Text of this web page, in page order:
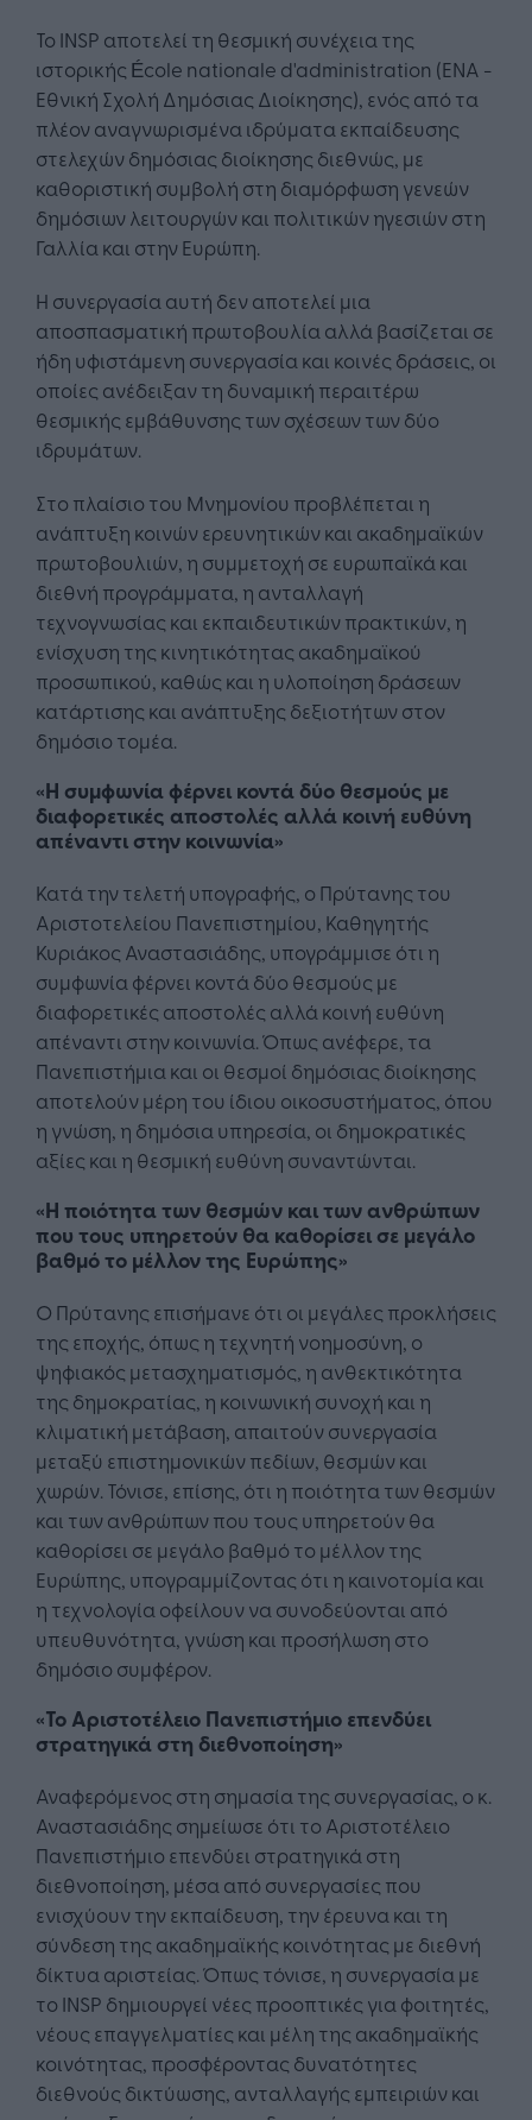
Το INSP αποτελεί τη θεσμική συνέχεια της
ιστορικής École nationale d'administration (ENA -
Εθνική Σχολή Δημόσιας Διοίκησης), ενός από τα
πλέον αναγνωρισμένα ιδρύματα εκπαίδευσης
στελεχών δημόσιας διοίκησης διεθνώς, με
καθοριστική συμβολή στη διαμόρφωση γενεών
δημόσιων λειτουργών και πολιτικών ηγεσιών στη
Γαλλία και στην Ευρώπη.
Η συνεργασία αυτή δεν αποτελεί μια
αποσπασματική πρωτοβουλία αλλά βασίζεται σε
ήδη υφιστάμενη συνεργασία και κοινές δράσεις, οι
οποίες ανέδειξαν τη δυναμική περαιτέρω
θεσμικής εμβάθυνσης των σχέσεων των δύο
ιδρυμάτων.
Στο πλαίσιο του Μνημονίου προβλέπεται η
ανάπτυξη κοινών ερευνητικών και ακαδημαϊκών
πρωτοβουλιών, η συμμετοχή σε ευρωπαϊκά και
διεθνή προγράμματα, η ανταλλαγή
τεχνογνωσίας και εκπαιδευτικών πρακτικών, η
ενίσχυση της κινητικότητας ακαδημαϊκού
προσωπικού, καθώς και η υλοποίηση δράσεων
κατάρτισης και ανάπτυξης δεξιοτήτων στον
δημόσιο τομέα.
«Η συμφωνία φέρνει κοντά δύο θεσμούς με
διαφορετικές αποστολές αλλά κοινή ευθύνη
απέναντι στην κοινωνία»
Κατά την τελετή υπογραφής, ο Πρύτανης του
Αριστοτελείου Πανεπιστημίου, Καθηγητής
Κυριάκος Αναστασιάδης, υπογράμμισε ότι η
συμφωνία φέρνει κοντά δύο θεσμούς με
διαφορετικές αποστολές αλλά κοινή ευθύνη
απέναντι στην κοινωνία. Όπως ανέφερε, τα
Πανεπιστήμια και οι θεσμοί δημόσιας διοίκησης
αποτελούν μέρη του ίδιου οικοσυστήματος, όπου
η γνώση, η δημόσια υπηρεσία, οι δημοκρατικές
αξίες και η θεσμική ευθύνη συναντώνται.
«Η ποιότητα των θεσμών και των ανθρώπων
που τους υπηρετούν θα καθορίσει σε μεγάλο
βαθμό το μέλλον της Ευρώπης»
Ο Πρύτανης επισήμανε ότι οι μεγάλες προκλήσεις
της εποχής, όπως η τεχνητή νοημοσύνη, ο
ψηφιακός μετασχηματισμός, η ανθεκτικότητα
της δημοκρατίας, η κοινωνική συνοχή και η
κλιματική μετάβαση, απαιτούν συνεργασία
μεταξύ επιστημονικών πεδίων, θεσμών και
χωρών. Τόνισε, επίσης, ότι η ποιότητα των θεσμών
και των ανθρώπων που τους υπηρετούν θα
καθορίσει σε μεγάλο βαθμό το μέλλον της
Ευρώπης, υπογραμμίζοντας ότι η καινοτομία και
η τεχνολογία οφείλουν να συνοδεύονται από
υπευθυνότητα, γνώση και προσήλωση στο
δημόσιο συμφέρον.
«Το Αριστοτέλειο Πανεπιστήμιο επενδύει
στρατηγικά στη διεθνοποίηση»
Αναφερόμενος στη σημασία της συνεργασίας, ο κ.
Αναστασιάδης σημείωσε ότι το Αριστοτέλειο
Πανεπιστήμιο επενδύει στρατηγικά στη
διεθνοποίηση, μέσα από συνεργασίες που
ενισχύουν την εκπαίδευση, την έρευνα και τη
σύνδεση της ακαδημαϊκής κοινότητας με διεθνή
δίκτυα αριστείας. Όπως τόνισε, η συνεργασία με
το INSP δημιουργεί νέες προοπτικές για φοιτητές,
νέους επαγγελματίες και μέλη της ακαδημαϊκής
κοινότητας, προσφέροντας δυνατότητες
διεθνούς δικτύωσης, ανταλλαγής εμπειριών και